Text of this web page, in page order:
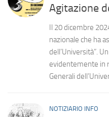
Agitazione
Il 20 dicembre
nazionale che ha
dell’Università”.
evidentemente in
Generali
NOTIZIARIO INFO